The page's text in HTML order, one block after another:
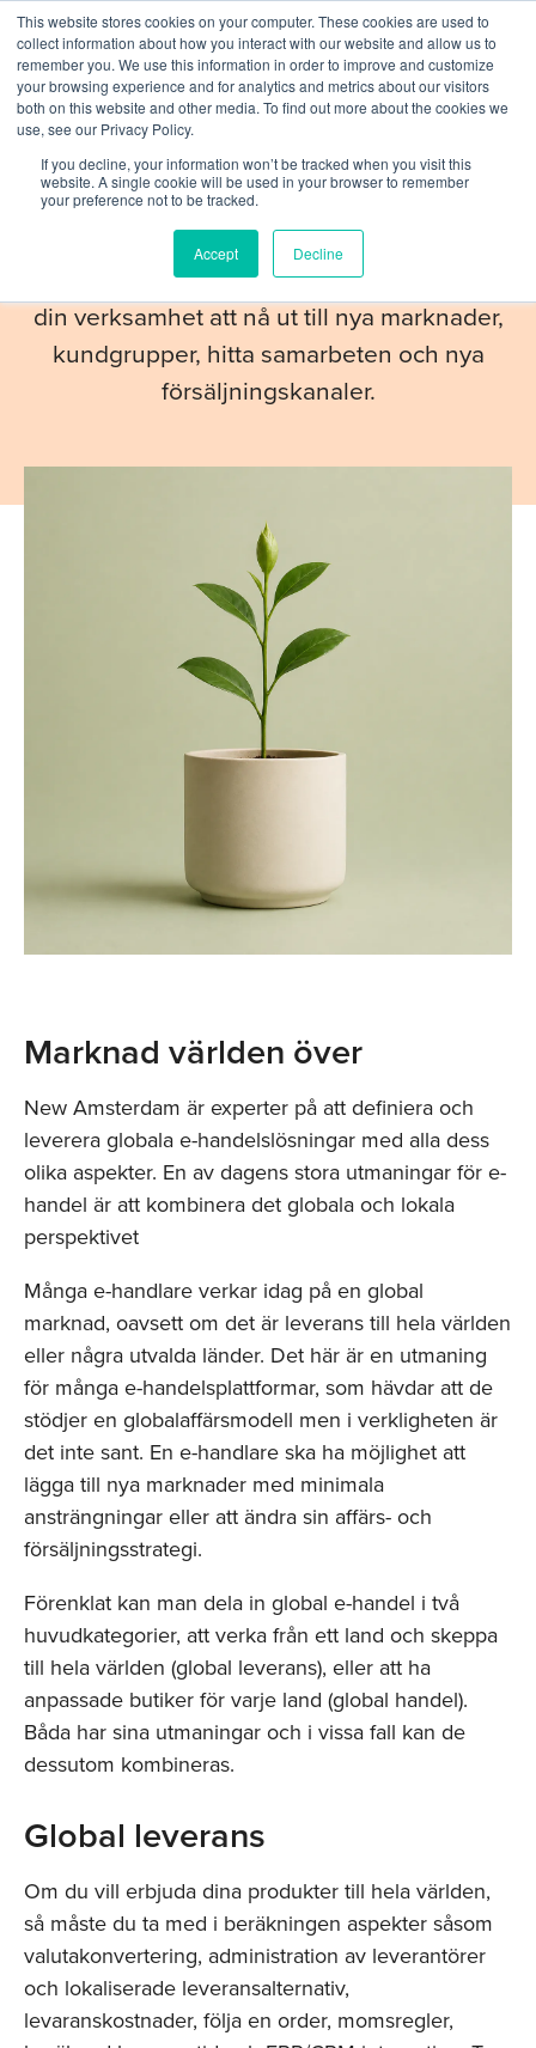
This website stores cookies on your computer. These cookies are used to
collect information about how you interact with our website and allow us to
remember you. We use this information in order to improve and customize
your browsing experience and for analytics and metrics about our visitors
both on this website and other media. To find out more about the cookies we
use, see our Privacy Policy.
If you decline, your information won’t be tracked when you visit this
website. A single cookie will be used in your browser to remember
your preference not to be tracked.
Accept Decline
TJÄNSTER
Tillväxt & expansion
För att vidareutvecklas och växa hjälper vi
din verksamhet att nå ut till nya marknader,
kundgrupper, hitta samarbeten och nya
försäljningskanaler.
Marknad världen över
New Amsterdam är experter på att definiera och
leverera globala e-handelslösningar med alla dess
olika aspekter. En av dagens stora utmaningar för e-
handel är att kombinera det globala och lokala
perspektivet
Många e-handlare verkar idag på en global
marknad, oavsett om det är leverans till hela världen
eller några utvalda länder. Det här är en utmaning
för många e-handelsplattformar, som hävdar att de
stödjer en globalaffärsmodell men i verkligheten är
det inte sant. En e-handlare ska ha möjlighet att
lägga till nya marknader med minimala
ansträngningar eller att ändra sin affärs- och
försäljningsstrategi.
Förenklat kan man dela in global e-handel i två
huvudkategorier, att verka från ett land och skeppa
till hela världen (global leverans), eller att ha
anpassade butiker för varje land (global handel).
Båda har sina utmaningar och i vissa fall kan de
dessutom kombineras.
Global leverans
Om du vill erbjuda dina produkter till hela världen,
så måste du ta med i beräkningen aspekter såsom
valutakonvertering, administration av leverantörer
och lokaliserade leveransalternativ,
levaranskostnader, följa en order, momsregler,